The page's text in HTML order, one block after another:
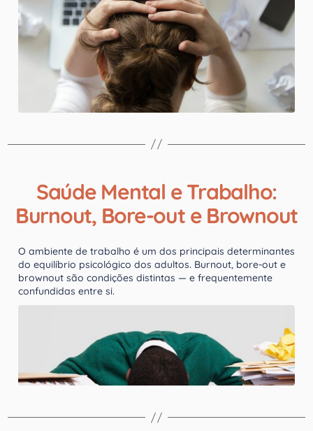
Saúde Mental e Trabalho:
Burnout, Bore-out e Brownout
O ambiente de trabalho é um dos principais determinantes
do equilíbrio psicológico dos adultos. Burnout, bore-out e
brownout são condições distintas — e frequentemente
confundidas entre si.